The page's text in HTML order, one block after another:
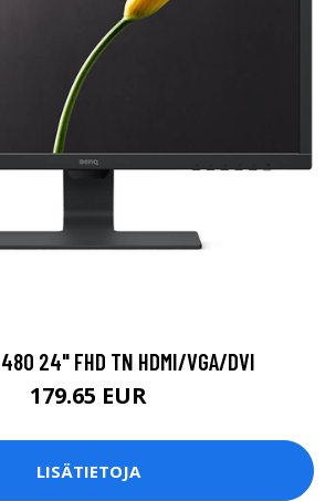
24" FHD TN HDMI/VGA/DVI
179.65 EUR
LISÄTIETOJA